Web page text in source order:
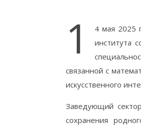
1
4 мая 2025
института
связанной с
искусственного
Заведующий
сохранения